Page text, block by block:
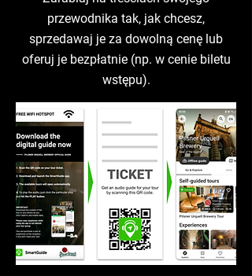
przewodnika tak, jak chcesz,
sprzedawaj je za dowolną cenę lub
oferuj je bezpłatnie (np. w cenie biletu
wstępu).